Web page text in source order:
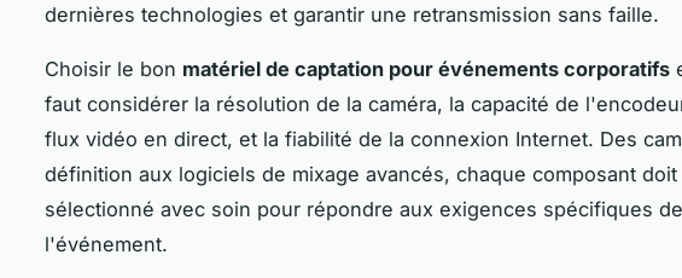
dernières technologies et garantir une retransmission sans faille.
Choisir le bon matériel de captation pour événements corporatifs
faut considérer la résolution de la caméra, la capacité de
flux vidéo en direct, et la fiabilité de la connexion Internet. Des
définition aux logiciels de mixage avancés, chaque composant doit
sélectionné avec soin pour répondre aux exigences spécifiques de
l'événement.